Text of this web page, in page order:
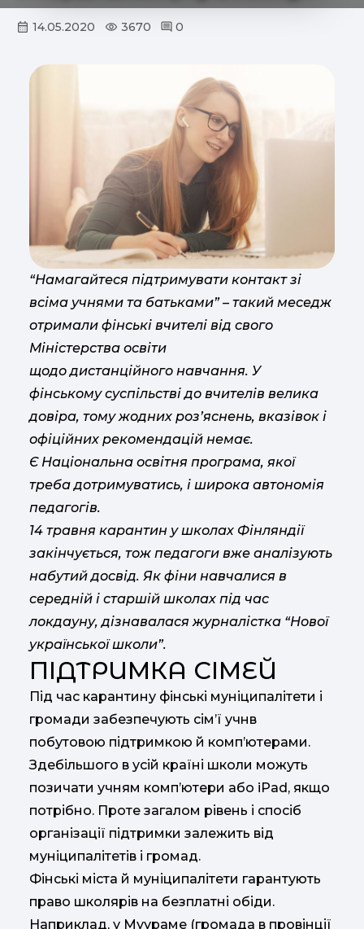
14.05.2020 3670 0
“Намагайтеся підтримувати контакт зі
всіма учнями та батьками” – такий меседж
отримали фінські вчителі від свого
Міністерства освіти
щодо дистанційного навчання. У
фінському суспільстві до вчителів велика
довіра, тому жодних роз’яснень, вказівок і
офіційних рекомендацій немає.
Є Національна освітня програма, якої
треба дотримуватись, і широка автономія
педагогів.
14 травня карантин у школах Фінляндії
закінчується, тож педагоги вже аналізують
набутий досвід. Як фіни навчалися в
середній і старшій школах під час
локдауну, дізнавалася журналістка “Нової
української школи”.
ПІДТРИМКА СІМЕЙ
Під час карантину фінські муніципалітети і
громади забезпечують сім’ї учнв
побутовою підтримкою й комп’ютерами.
Здебільшого в усій країні школи можуть
позичати учням комп’ютери або iPad, якщо
потрібно. Проте загалом рівень і спосіб
організації підтримки залежить від
муніципалітетів і громад.
Фінські міста й муніципалітети гарантують
право школярів на безплатні обіди.
Наприклад, у Муураме (громада в провінції